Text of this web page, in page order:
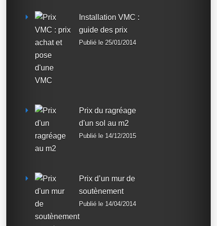
Installation VMC :
guide des prix
Publié le 25/01/2014
Prix du ragréage
d'un sol au m2
Publié le 14/12/2015
Prix d’un mur de
soutènement
Publié le 14/04/2014